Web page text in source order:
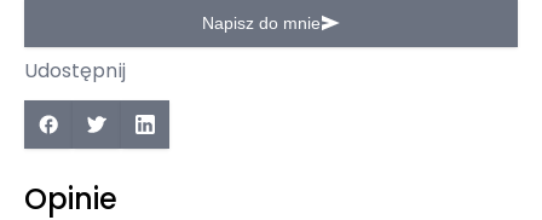
Napisz do mnie
Udostępnij
Opinie